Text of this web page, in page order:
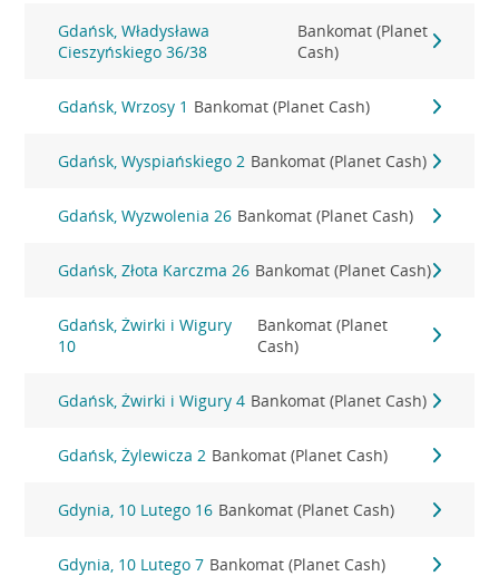
Gdańsk, Władysława
Cieszyńskiego 36/38
Bankomat (Planet
Cash)
Gdańsk, Wrzosy 1 Bankomat (Planet Cash)
Gdańsk, Wyspiańskiego 2 Bankomat (Planet Cash)
Gdańsk, Wyzwolenia 26 Bankomat (Planet Cash)
Gdańsk, Złota Karczma 26 Bankomat (Planet Cash)
Gdańsk, Żwirki i Wigury
10
Bankomat (Planet
Cash)
Gdańsk, Żwirki i Wigury 4 Bankomat (Planet Cash)
Gdańsk, Żylewicza 2 Bankomat (Planet Cash)
Gdynia, 10 Lutego 16 Bankomat (Planet Cash)
Gdynia, 10 Lutego 7 Bankomat (Planet Cash)